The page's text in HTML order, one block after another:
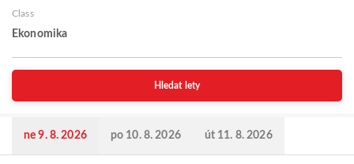
Class
Ekonomika
Hledat lety
ne 9. 8. 2026 po 10. 8. 2026 út 11. 8. 2026